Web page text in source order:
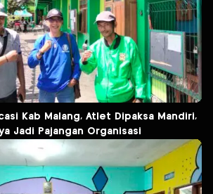
Kab Malang, Atlet Dipaksa Mandiri,
Jadi Pajangan Organisasi